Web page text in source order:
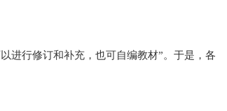
进行修订和补充，也可自编教材”。于是，各